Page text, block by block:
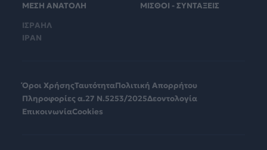
ΜΕΣΗ ΑΝΑΤΟΛΗ
ΙΣΡΑΗΛ
ΙΡΑΝ
ΜΙΣΘΟΙ - ΣΥΝΤΑΞΕΙΣ
Όροι ΧρήσηςΤαυτότηταΠολιτική Απορρήτου
Πληροφορίες α.27 Ν.5253/2025Δεοντολογία
ΕπικοινωνίαCookies